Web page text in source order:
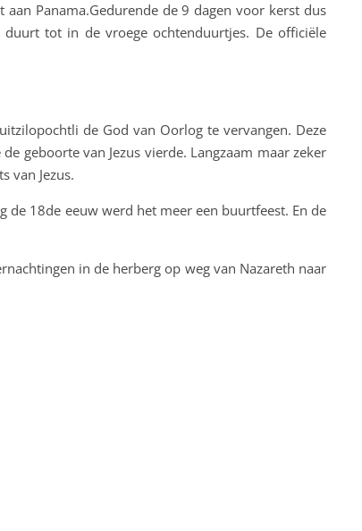
Panama.Gedurende de 9 dagen voor kerst dus
tot in de vroege ochtenduurtjes. De officiële
de God van Oorlog te vervangen. Deze
geboorte van Jezus vierde. Langzaam maar zeker
van Jezus.
18de eeuw werd het meer een buurtfeest. En de
in de herberg op weg van Nazareth naar